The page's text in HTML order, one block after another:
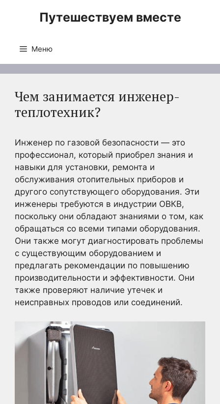
Путешествуем вместе
Меню
Чем занимается инженер-
теплотехник?
Инженер по газовой безопасности — это
профессионал, который приобрел знания и
навыки для установки, ремонта и
обслуживания отопительных приборов и
другого сопутствующего оборудования. Эти
инженеры требуются в индустрии ОВКВ,
поскольку они обладают знаниями о том, как
обращаться со всеми типами оборудования.
Они также могут диагностировать проблемы
с существующим оборудованием и
предлагать рекомендации по повышению
производительности и эффективности. Они
также проверяют наличие утечек и
неисправных проводов или соединений.